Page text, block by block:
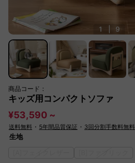
1 9
商品コード：
キッズ用コンパクトソファ
¥53,590 ~
送料無料 ・ 5年間品質保証 ・ 3回分割手数料無料
生地